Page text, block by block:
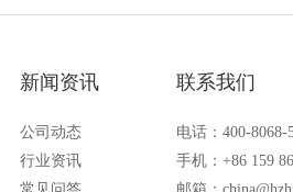
新闻资讯
公司动态
行业资讯
联系我们
电话：400-8068-
手机：+86 159